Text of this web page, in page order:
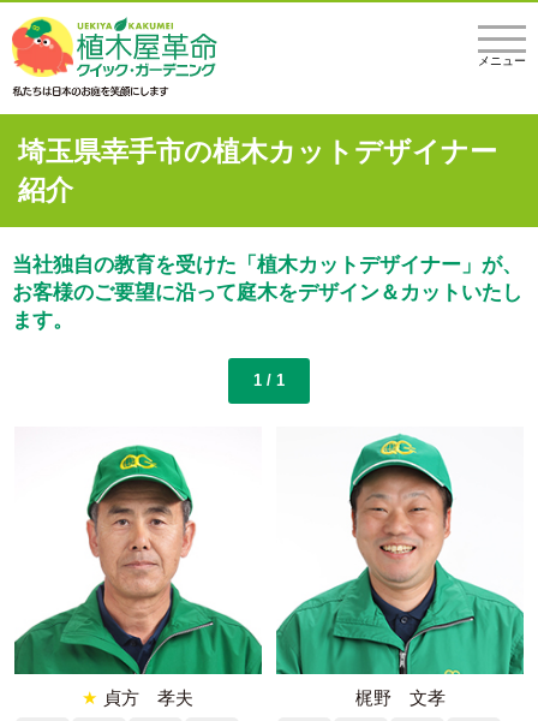
メニュー
埼玉県幸手市の植木カットデザイナー
紹介
当社独自の教育を受けた「植木カットデザイナー」が、
お客様のご要望に沿って庭木をデザイン＆カットいたし
ます。
1 / 1
★ 貞方 孝夫 梶野 文孝